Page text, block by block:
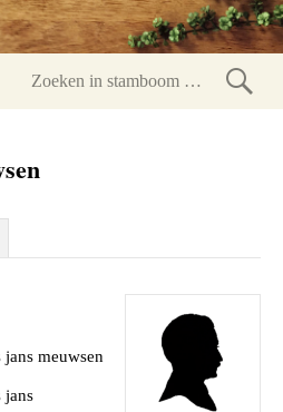
jans meuwsen
jans